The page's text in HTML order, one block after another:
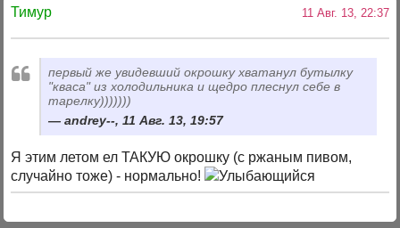
Тимур 11 Авг. 13, 22:37
первый же увидевший окрошку хватанул бутылку
"кваса" из холодильника и щедро плеснул себе в
тарелку)))))))
andrey--, 11 Авг. 13, 19:57
Я этим летом ел ТАКУЮ окрошку (с ржаным пивом,
случайно тоже) - нормально!